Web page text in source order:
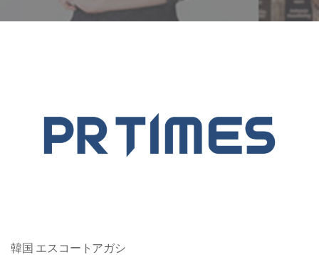
韓国 エスコートアガシ